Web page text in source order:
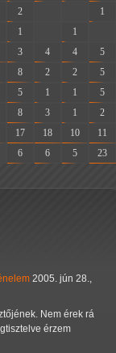
2
1
1 1
3 4 4
5
8 2 2
5
5 1 1
5
8 3 1
2
17 18 10
11
6 6 5 23
2005. jún 28.,
Nem érek rá
érzem